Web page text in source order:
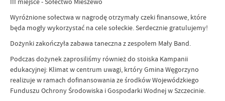
Wyróżnione sołectwa w nagrodę otrzymały czeki finansowe, które
będa mogły wykorzystać na cele sołeckie. Serdecznie gratulujemy!
Dożynki zakończyła zabawa taneczna z zespołem Mały Band.
Podczas dożynek zaprosiliśmy również do stoiska Kampanii
edukacyjnej: Klimat w centrum uwagi, krtóry Gmina Węgorzyno
realizuje w ramach dofinansowania ze środków Wojewódzkiego
Funduszu Ochrony Środowiska i Gospodarki Wodnej w Szczecinie.